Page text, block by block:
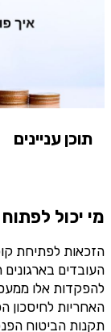
תוכן עניינים
מי יכול
הזכאות לפתיחת
העובדים
להפקדות אלו
האחריות לחיסכון